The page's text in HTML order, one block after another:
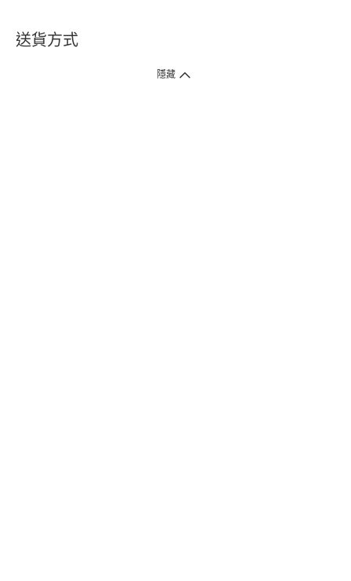
送貨方式
1. 送貨到府（受衛生署條例規管產品除外 ）
隱藏